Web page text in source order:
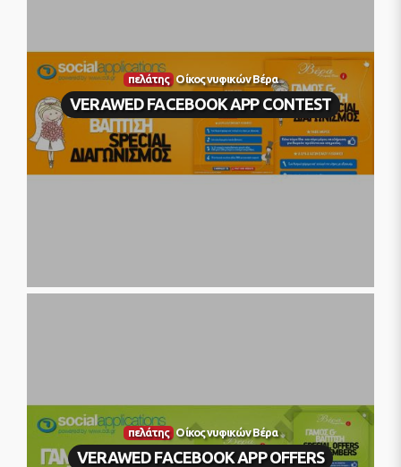
πελάτης Οίκος νυφικών Βέρα
VERAWED FACEBOOK APP CONTEST
πελάτης Οίκος νυφικών Βέρα
VERAWED FACEBOOK APP OFFERS